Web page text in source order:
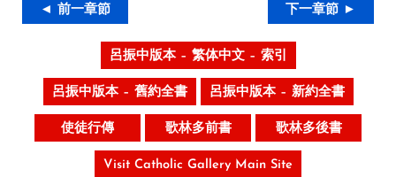
◄ 前一章節 下一章節 ►
呂振中版本 – 繁体中文 – 索引
呂振中版本 – 舊約全書 呂振中版本 – 新約全書
使徒行傳 歌林多前書 歌林多後書
Visit Catholic Gallery Main Site